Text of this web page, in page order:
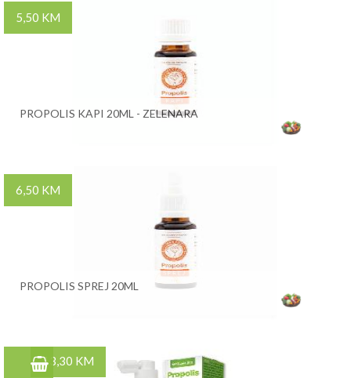
5,50 KM
PROPOLIS KAPI 20ML - ZELENARA
6,50 KM
PROPOLIS SPREJ 20ML
13,30 KM